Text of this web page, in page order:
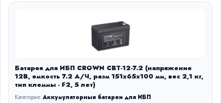
Батарея для ИБП CROWN CBT-12-7.2 (напряжение
12В, емкость 7.2 А/Ч, разм 151х65х100 мм, вес 2,1 кг,
тип клеммы - F2, 5 лет)
Категория:Аккумуляторные батареи для ИБП